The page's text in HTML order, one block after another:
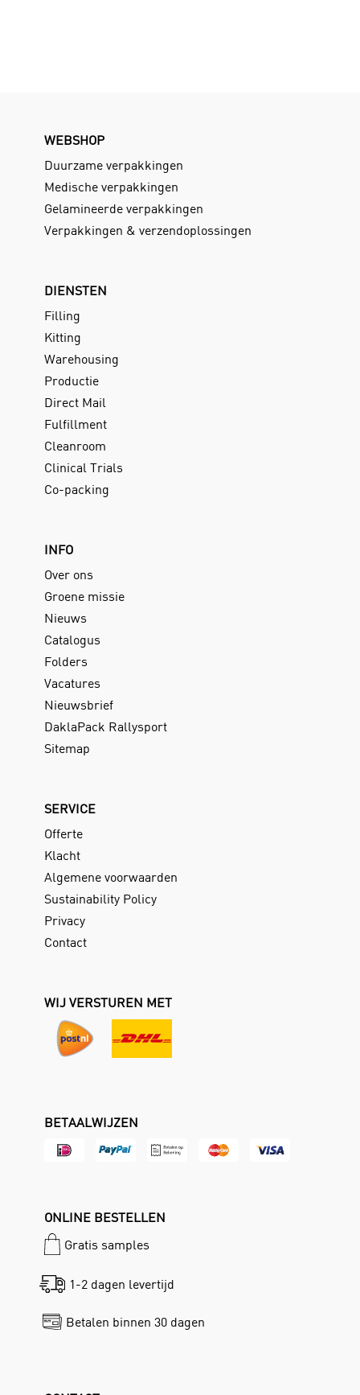
WEBSHOP
Duurzame verpakkingen
Medische verpakkingen
Gelamineerde verpakkingen
Verpakkingen & verzendoplossingen
DIENSTEN
Filling
Kitting
Warehousing
Productie
Direct Mail
Fulfillment
Cleanroom
Clinical Trials
Co-packing
INFO
Over ons
Groene missie
Nieuws
Catalogus
Folders
Vacatures
Nieuwsbrief
DaklaPack Rallysport
Sitemap
SERVICE
Offerte
Klacht
Algemene voorwaarden
Sustainability Policy
Privacy
Contact
WIJ VERSTUREN MET
BETAALWIJZEN
ONLINE BESTELLEN
Gratis samples
1-2 dagen levertijd
Betalen binnen 30 dagen